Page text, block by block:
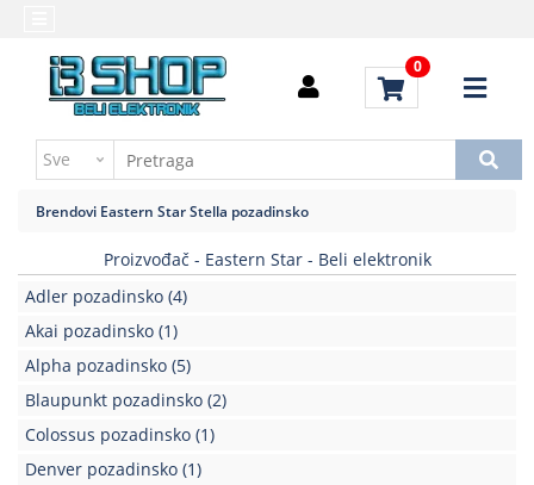
0
Baterija,punjač
Elektromehaničke
komponente
Elektronske
komponente
aktivne
Elektronske
Brendovi
Uputstvo
kupovinu
slanja
Brendovi Eastern StarStella pozadinsko
Proizvođač - Eastern Star - Beli elektronik
Adler pozadinsko (4)
Akai pozadinsko (1)
Alpha pozadinsko (5)
Blaupunkt pozadinsko (2)
Colossus pozadinsko (1)
Denver pozadinsko (1)